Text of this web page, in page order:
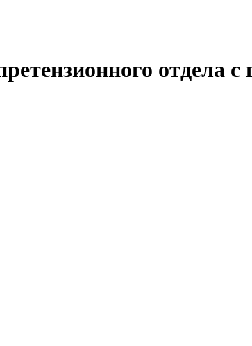
отдела